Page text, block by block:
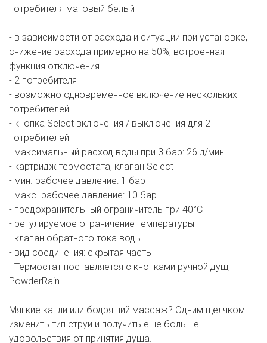
потребителя матовый белый
- в зависимости от расхода и ситуации при установке,
снижение расхода примерно на 50%, встроенная
функция отключения
- 2 потребителя
- возможно одновременное включение нескольких
потребителей
- кнопка Select включения / выключения для 2
потребителей
- максимальный расход воды при 3 бар: 26 л/мин
- картридж термостата, клапан Select
- мин. рабочее давление: 1 бар
- макс. рабочее давление: 10 бар
- предохранительный ограничитель при 40°C
- регулируемое ограничение температуры
- клапан обратного тока воды
- вид соединения: скрытая часть
- Термостат поставляется с кнопками ручной душ,
PowderRain
Мягкие капли или бодрящий массаж? Одним щелчком
изменить тип струи и получить еще больше
удовольствия от принятия душа.